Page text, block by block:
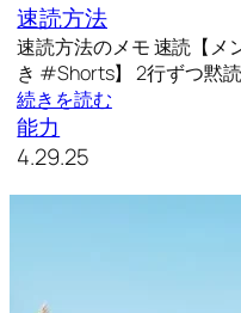
速読方法
速読方法のメモ 速読【メ
き #Shorts】 2行ずつ黙
続きを読む
能力
4.29.25